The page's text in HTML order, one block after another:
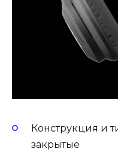
Конструкция и
закрытые